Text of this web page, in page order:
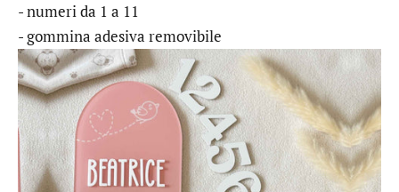
- numeri da 1 a 11
- gommina adesiva removibile